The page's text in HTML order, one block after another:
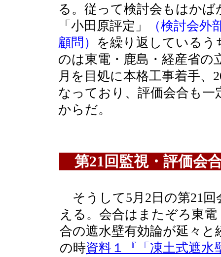
る。従って検討会もはか
「小田原評定」
（検討会
顧問）
を繰り返している
のは東電・鹿島・経産省の
月を目処に本格工事着手、
なっており、評価会合も
からだ。
第21回監視・評価会
そうして5月2日の第21回
える。会合はまたぞろ東電
合の遮水壁有効論が延々と
の時資料１『「凍土式遮水